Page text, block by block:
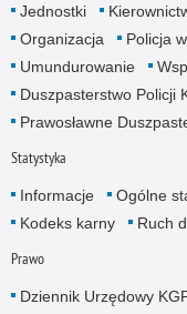
Jednostki
Organizacja
Policja
Umundurowanie
Duszpasterstwo Policji
Prawosławne
Statystyka
Informacje Ogólne
Kodeks karny
Ruch
Prawo
Dziennik Urzędowy